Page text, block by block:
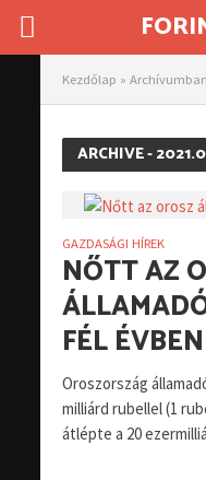
Kezdőlap »
ARCHIVE -
GAZDASÁGI HÍREK
NŐTT AZ
FÉL ÉVBEN
Oroszország
milliárd rubellel (1
átlépte a 20